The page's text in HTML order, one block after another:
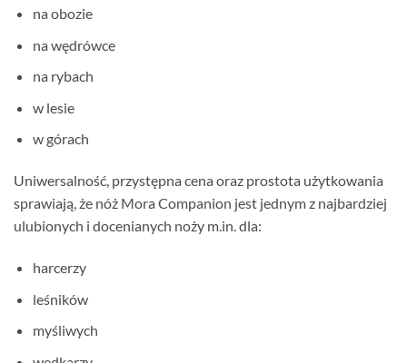
na obozie
na wędrówce
na rybach
w lesie
w górach
Uniwersalność, przystępna cena oraz prostota użytkowania
sprawiają, że nóż Mora Companion jest jednym z najbardziej
ulubionych i docenianych noży m.in. dla:
harcerzy
leśników
myśliwych